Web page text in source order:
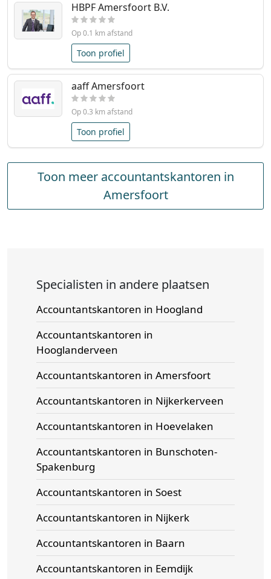
HBPF Amersfoort B.V.
Op 0.1 km afstand
Toon profiel
aaff Amersfoort
Op 0.3 km afstand
Toon profiel
Toon meer accountantskantoren in
Amersfoort
Specialisten in andere plaatsen
Accountantskantoren in Hoogland
Accountantskantoren in
Hooglanderveen
Accountantskantoren in Amersfoort
Accountantskantoren in Nijkerkerveen
Accountantskantoren in Hoevelaken
Accountantskantoren in Bunschoten-
Spakenburg
Accountantskantoren in Soest
Accountantskantoren in Nijkerk
Accountantskantoren in Baarn
Accountantskantoren in Eemdijk